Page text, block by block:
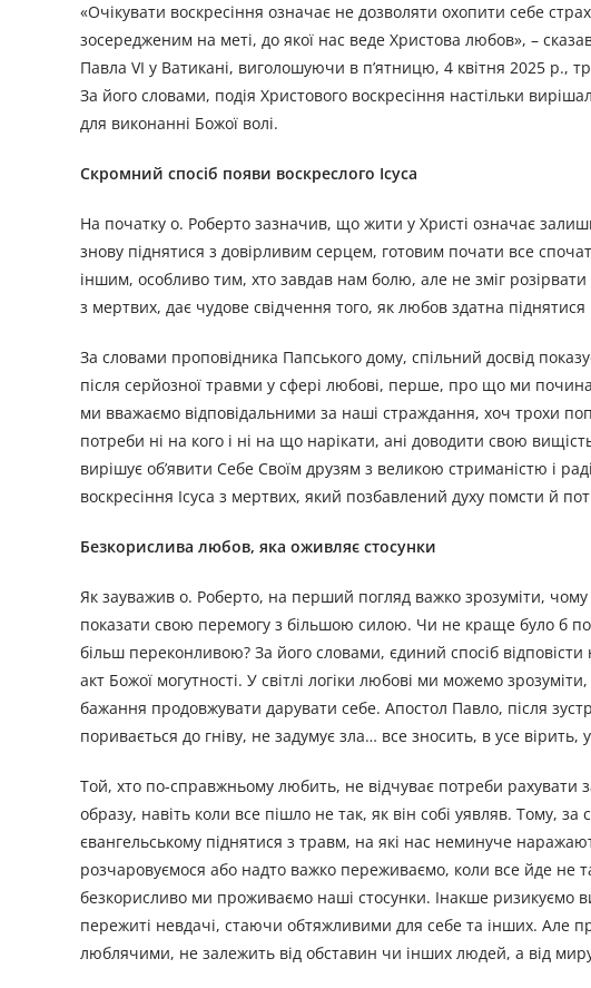
«Очікувати воскресіння означає не дозволяти охопити себе
зосередженим на меті, до якої нас веде Христова любов», –
Павла VI у Ватикані, виголошуючи в п’ятницю, 4 квітня 2025 р.,
За його словами, подія Христового воскресіння настільки
для виконанні Божої волі.
Скромний спосіб появи воскреслого Ісуса
На початку о. Роберто зазначив, що жити у Христі означає
знову піднятися з довірливим серцем, готовим почати все
іншим, особливо тим, хто завдав нам болю, але не зміг
з мертвих, дає чудове свідчення того, як любов здатна піднятися
За словами проповідника Папського дому, спільний досвід
після серйозної травми у сфері любові, перше, про що ми
ми вважаємо відповідальними за наші страждання, хоч трохи
потреби ні на кого і ні на що нарікати, ані доводити свою
вирішує об’явити Себе Своїм друзям з великою стриманістю і
воскресіння Ісуса з мертвих, який позбавлений духу помсти й
Безкорислива любов, яка оживляє стосунки
Як зауважив о. Роберто, на перший погляд важко зрозуміти,
показати свою перемогу з більшою силою. Чи не краще було б
більш переконливою? За його словами, єдиний спосіб
акт Божої могутності. У світлі логіки любові ми можемо
бажання продовжувати дарувати себе. Апостол Павло, після
поривається до гніву, не задумує зла… все зносить, в усе вірить,
Той, хто по-справжньому любить, не відчуває потреби рахувати
образу, навіть коли все пішло не так, як він собі уявляв. Тому,
євангельському піднятися з травм, на які нас неминуче
розчаровуємося або надто важко переживаємо, коли все йде не
безкорисливо ми проживаємо наші стосунки. Інакше ризикуємо
пережиті невдачі, стаючи обтяжливими для себе та інших.
люблячими, не залежить від обставин чи інших людей, а від